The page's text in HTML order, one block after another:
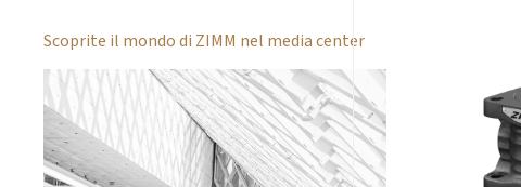
Scoprite il mondo di ZIMM nel media center